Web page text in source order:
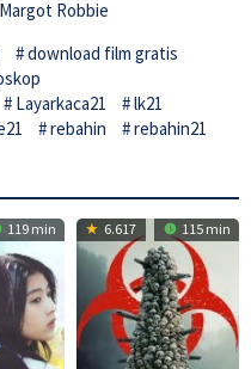
Margot Robbie
download film gratis
Layarkaca21
lk21
rebahin
rebahin21
119 min 6.617 115 min